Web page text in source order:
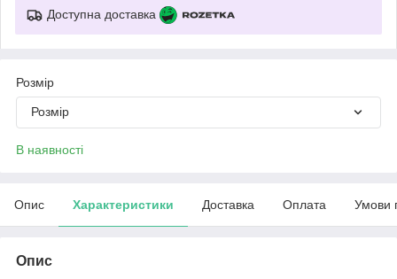
Доступна доставка
Розмір
Розмір
В наявності
Опис Характеристики Доставка Оплата Умови
Опис